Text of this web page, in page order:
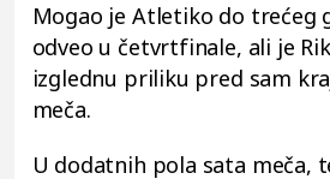
Mogao je Atletiko do trećeg
odveo u četvrtfinale, ali je
izglednu priliku pred sam
meča.
U dodatnih pola sata meča,